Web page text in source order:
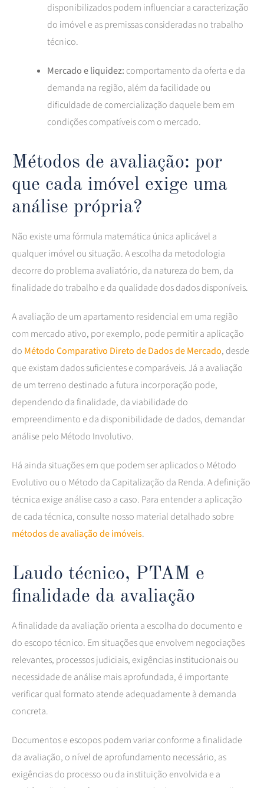
disponibilizados podem influenciar a caracterização
do imóvel e as premissas consideradas no trabalho
técnico.
Mercado e liquidez: comportamento da oferta e da
demanda na região, além da facilidade ou
dificuldade de comercialização daquele bem em
condições compatíveis com o mercado.
Métodos de avaliação: por
que cada imóvel exige uma
análise própria?
Não existe uma fórmula matemática única aplicável a
qualquer imóvel ou situação. A escolha da metodologia
decorre do problema avaliatório, da natureza do bem, da
finalidade do trabalho e da qualidade dos dados disponíveis.
A avaliação de um apartamento residencial em uma região
com mercado ativo, por exemplo, pode permitir a aplicação
do Método Comparativo Direto de Dados de Mercado, desde
que existam dados suficientes e comparáveis. Já a avaliação
de um terreno destinado a futura incorporação pode,
dependendo da finalidade, da viabilidade do
empreendimento e da disponibilidade de dados, demandar
análise pelo Método Involutivo.
Há ainda situações em que podem ser aplicados o Método
Evolutivo ou o Método da Capitalização da Renda. A definição
técnica exige análise caso a caso. Para entender a aplicação
de cada técnica, consulte nosso material detalhado sobre
métodos de avaliação de imóveis.
Laudo técnico, PTAM e
finalidade da avaliação
A finalidade da avaliação orienta a escolha do documento e
do escopo técnico. Em situações que envolvem negociações
relevantes, processos judiciais, exigências institucionais ou
necessidade de análise mais aprofundada, é importante
verificar qual formato atende adequadamente à demanda
concreta.
Documentos e escopos podem variar conforme a finalidade
da avaliação, o nível de aprofundamento necessário, as
exigências do processo ou da instituição envolvida e a